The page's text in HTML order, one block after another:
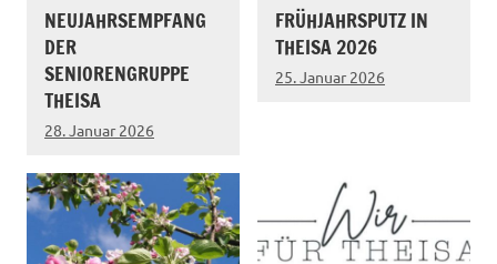
NEUJAHRSEMPFANG
DER
SENIORENGRUPPE
THEISA
28. Januar 2026
FRÜHJAHRSPUTZ IN
THEISA 2026
25. Januar 2026